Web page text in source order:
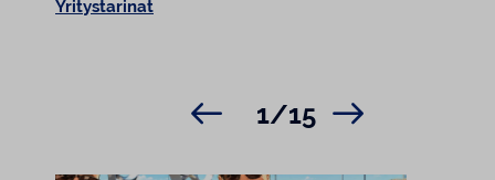
Yritystarinat
1/15